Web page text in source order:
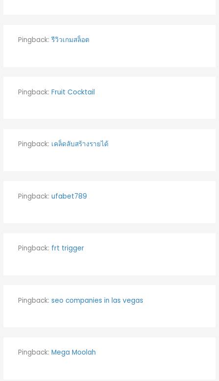
Pingback:รีวิวเกมสล็อต
Pingback: Fruit Cocktail
Pingback: เคล็ดลับสร้างรายได้
Pingback: ufabet789
Pingback: frt trigger
Pingback: seo companies in las vegas
Pingback: Mega Moolah